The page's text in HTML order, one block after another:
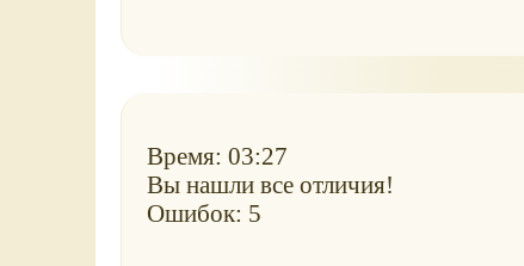
Время: 03:27
Вы нашли все отличия!
Ошибок: 5